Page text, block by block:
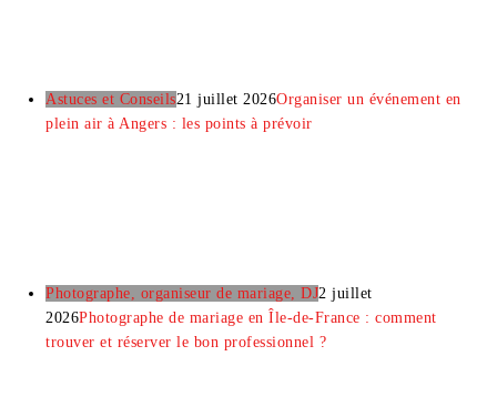
Astuces et Conseils21 juillet 2026Organiser un événement en
plein air à Angers : les points à prévoir
Photographe, organiseur de mariage, DJ2 juillet
2026Photographe de mariage en Île-de-France : comment
trouver et réserver le bon professionnel ?